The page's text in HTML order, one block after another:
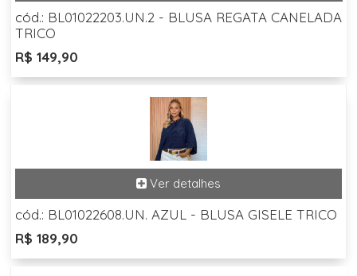
cód.: BL01022203.UN.2 - BLUSA REGATA CANELADA
TRICO
R$ 149,90
cód.: BL01022608.UN. AZUL - BLUSA GISELE TRICO
R$ 189,90